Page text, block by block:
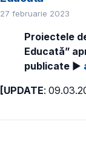
27 februarie 2023
Proiectele
Educată”
publicate ►
[UPDATE: